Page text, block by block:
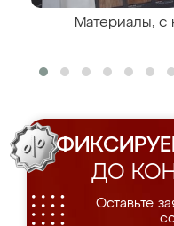
Материалы, с
ДО
Оставьте